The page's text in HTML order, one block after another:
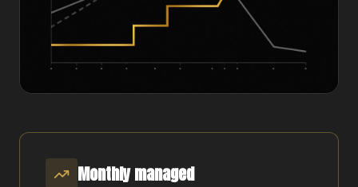
Monthly managed